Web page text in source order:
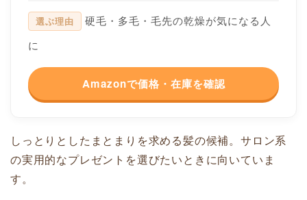
選ぶ理由
硬毛・多毛・毛先の乾燥が気になる人
に
Amazonで価格・在庫を確認
しっとりとしたまとまりを求める髪の候補。サロン系
の実用的なプレゼントを選びたいときに向いていま
す。